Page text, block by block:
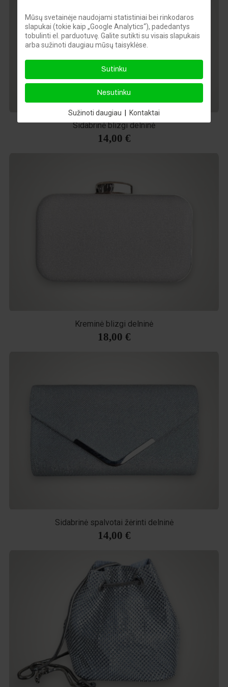
Sidabrinė blizgi delninė
14,00 €
Kreminė blizgi delninė
18,00 €
Sidabrinė spalvotai žėrinti delninė
14,00 €
Mūsų svetainėje naudojami statistiniai bei rinkodaros
slapukai (tokie kaip „Google Analytics“), padedantys
tobulinti el. parduotuvę. Galite sutikti su visais slapukais
arba sužinoti daugiau mūsų taisyklėse.
Sutinku
Nesutinku
Sužinoti daugiau Kontaktai